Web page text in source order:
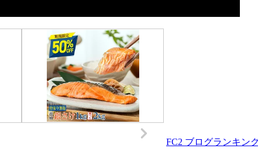
FC2 ブログランキン